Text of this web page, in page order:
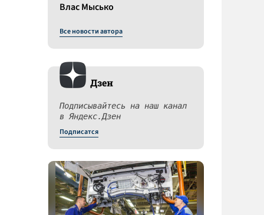
Влас Мысько
Все новости автора
Дзен
Подписывайтесь на наш канал
в Яндекс.Дзен
Подписатся